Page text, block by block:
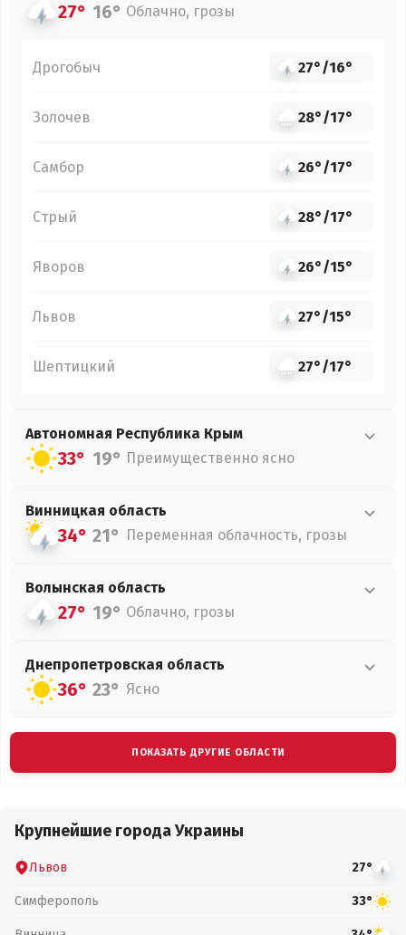
27° 16° Облачно, грозы
Дрогобыч 27°/16°
Золочев 28°/17°
Самбор 26°/17°
Стрый 28°/17°
Яворов 26°/15°
Львов 27°/15°
Шептицкий 27°/17°
Автономная Республика Крым
33° 19° Преимущественно ясно
Винницкая область
34° 21° Переменная облачность, грозы
Волынская область
27° 19° Облачно, грозы
Днепропетровская область
36° 23° Ясно
ПОКАЗАТЬ ДРУГИЕ ОБЛАСТИ
Крупнейшие города Украины
Львов 27°
Симферополь 33°